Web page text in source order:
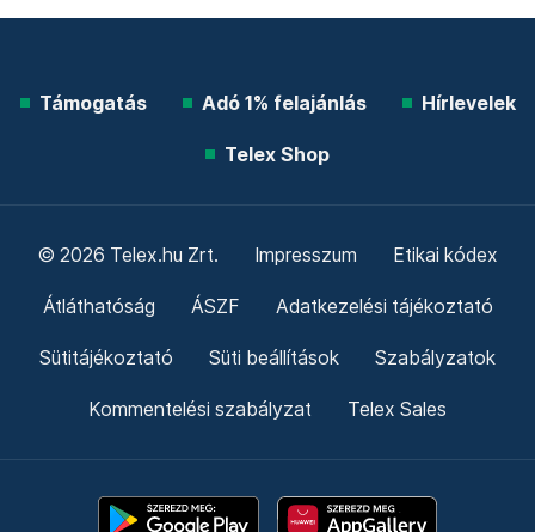
Támogatás Adó 1% felajánlás Hírlevelek
Telex Shop
© 2026 Telex.hu Zrt. Impresszum Etikai kódex
Átláthatóság ÁSZF Adatkezelési tájékoztató
Sütitájékoztató Süti beállítások Szabályzatok
Kommentelési szabályzat Telex Sales